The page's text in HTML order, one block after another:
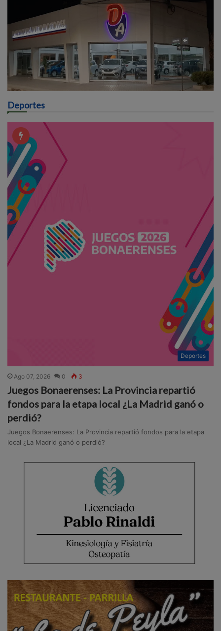
Deportes
Deportes
Ago 07, 2026 0 3
Juegos Bonaerenses: La Provincia repartió
fondos para la etapa local ¿La Madrid ganó o
perdió?
Juegos Bonaerenses: La Provincia repartió fondos para la etapa
local ¿La Madrid ganó o perdió?